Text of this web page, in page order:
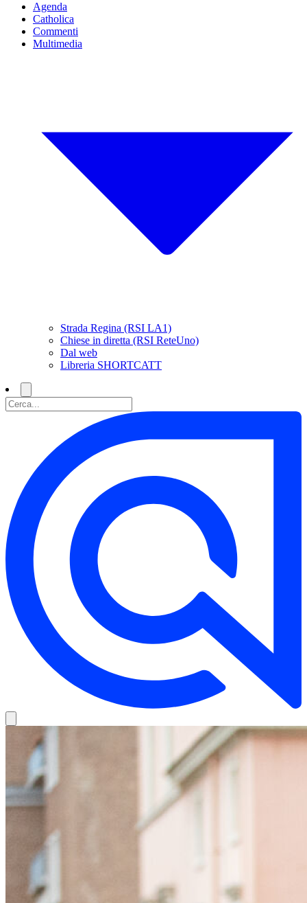
Agenda
Catholica
Commenti
Multimedia
Strada Regina (RSI LA1)
Chiese in diretta (RSI ReteUno)
Dal web
Libreria SHORTCATT